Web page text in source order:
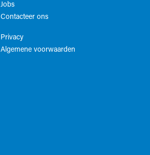
Jobs
Contacteer ons
Privacy
Algemene voorwaarden​